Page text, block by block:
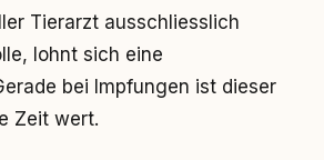
Tierarzt ausschliesslich
lohnt sich eine
bei Impfungen ist dieser
Zeit wert.